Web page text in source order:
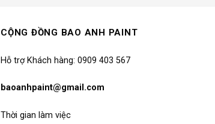
CỘNG ĐỒNG BAO ANH PAINT
Hỗ trợ Khách hàng: 0909 403 567
baoanhpaint@gmail.com
Thời gian làm việc